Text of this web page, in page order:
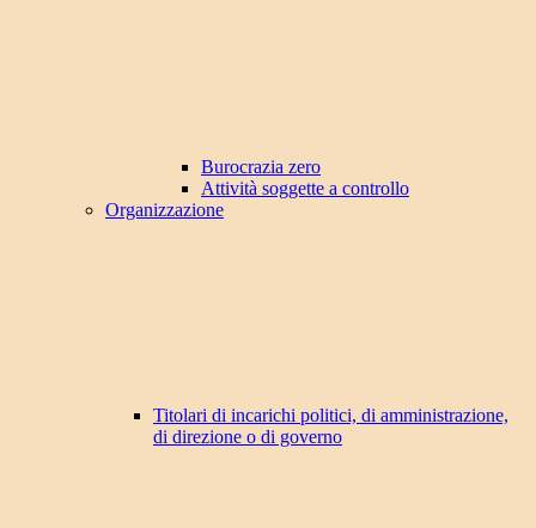
Burocrazia zero
Attività soggette a controllo
Organizzazione
Titolari di incarichi politici, di amministrazione,
di direzione o di governo